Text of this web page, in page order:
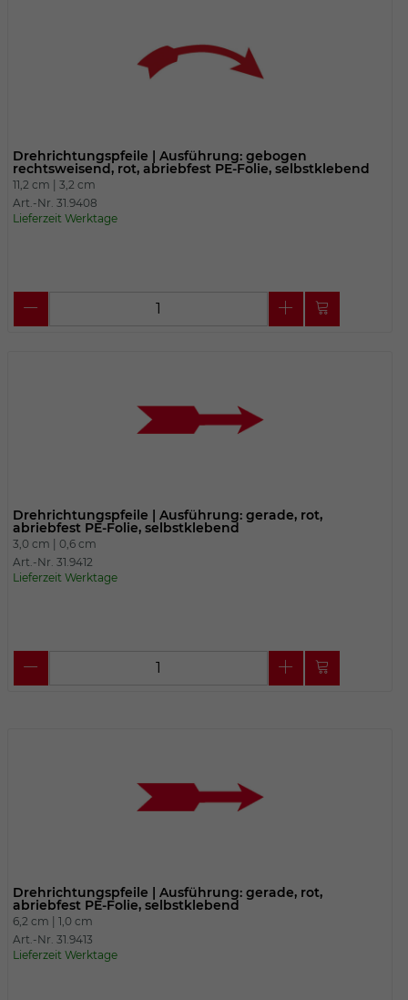
Drehrichtungspfeile | Ausführung: gebogen
rechtsweisend, rot, abriebfest PE-Folie, selbstklebend
11,2 cm | 3,2 cm
Art.-Nr. 31.9408
Lieferzeit Werktage
Drehrichtungspfeile | Ausführung: gerade, rot,
abriebfest PE-Folie, selbstklebend
3,0 cm | 0,6 cm
Art.-Nr. 31.9412
Lieferzeit Werktage
Drehrichtungspfeile | Ausführung: gerade, rot,
abriebfest PE-Folie, selbstklebend
6,2 cm | 1,0 cm
Art.-Nr. 31.9413
Lieferzeit Werktage